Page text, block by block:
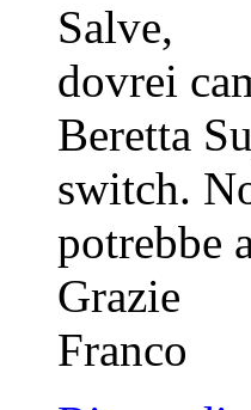
Salve,
dovrei
Beretta
switch.
potrebbe
Grazie
Franco